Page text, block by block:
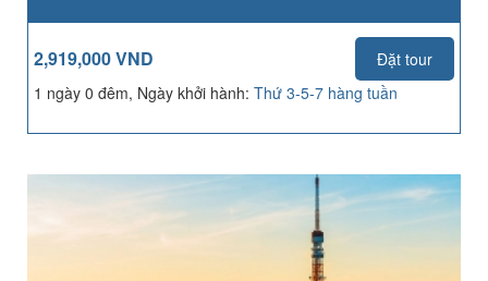
2,919,000 VND
Đặt tour
1 ngày 0 đêm, Ngày khởi hành: Thứ 3-5-7 hàng tuần